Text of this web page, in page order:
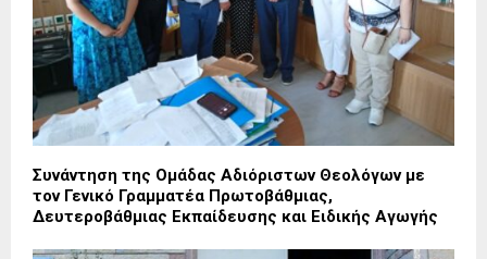
Συνάντηση της Ομάδας Αδιόριστων Θεολόγων με
τον Γενικό Γραμματέα Πρωτοβάθμιας,
Δευτεροβάθμιας Εκπαίδευσης και Ειδικής Αγωγής